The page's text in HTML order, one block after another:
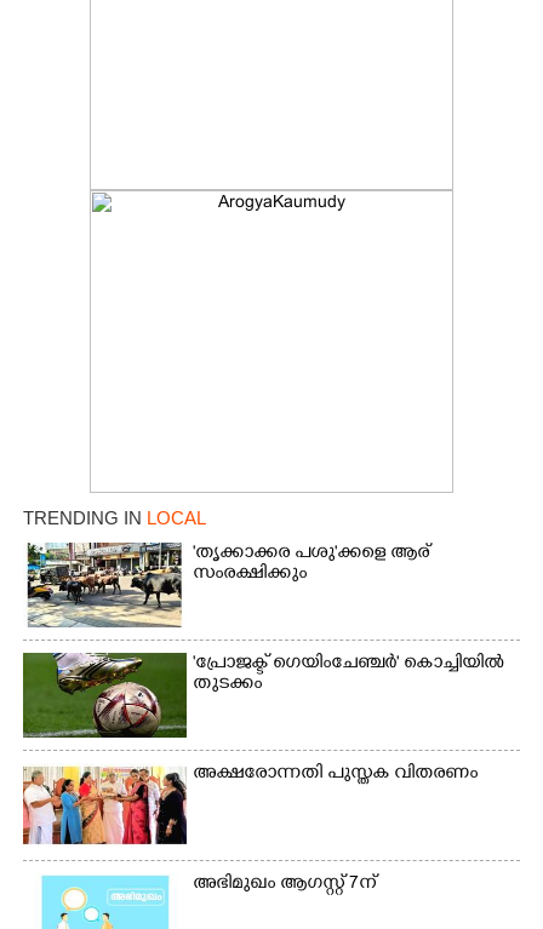
TRENDING IN LOCAL
'തൃക്കാക്കര പശു'ക്കളെ ആര്
സംരക്ഷിക്കും
'പ്രോജക്ട് ഗെയിംചേഞ്ചർ' കൊച്ചിയിൽ
തുടക്കം
അക്ഷരോന്നതി പുസ്തക വിതരണം
അഭിമുഖം ആഗസ്റ്റ് 7ന്